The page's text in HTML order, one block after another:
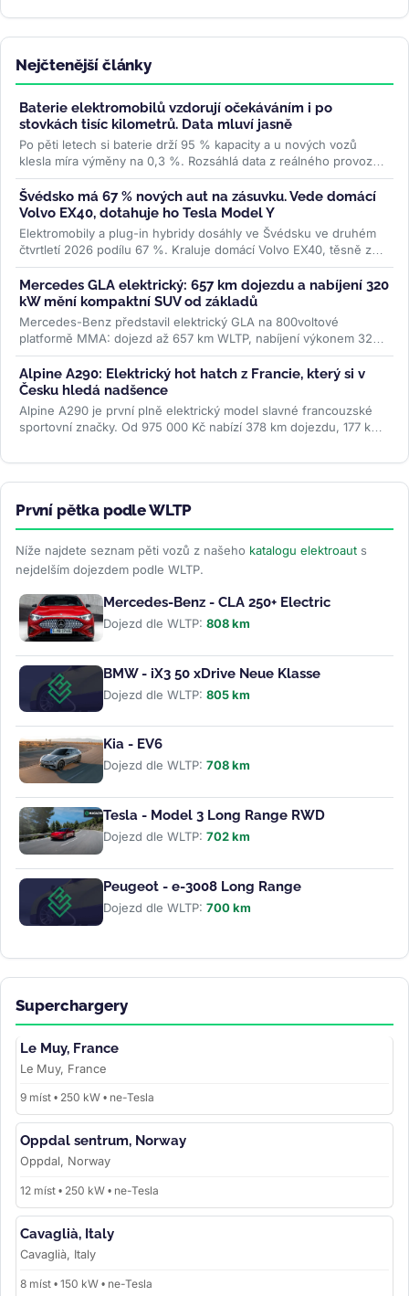
Nejčtenější články
Baterie elektromobilů vzdorují očekáváním i po
stovkách tisíc kilometrů. Data mluví jasně
Po pěti letech si baterie drží 95 % kapacity a u nových vozů
klesla míra výměny na 0,3 %. Rozsáhlá data z reálného provozu
boří mýty,...>>
Švédsko má 67 % nových aut na zásuvku. Vede domácí
Volvo EX40, dotahuje ho Tesla Model Y
Elektromobily a plug-in hybridy dosáhly ve Švédsku ve druhém
čtvrtletí 2026 podílu 67 %. Kraluje domácí Volvo EX40, těsně za
ním Tesla...>>
Mercedes GLA elektrický: 657 km dojezdu a nabíjení 320
kW mění kompaktní SUV od základů
Mercedes-Benz představil elektrický GLA na 800voltové
platformě MMA: dojezd až 657 km WLTP, nabíjení výkonem 320
kW a plnění na 80 % za 22...>>
Alpine A290: Elektrický hot hatch z Francie, který si v
Česku hledá nadšence
Alpine A290 je první plně elektrický model slavné francouzské
sportovní značky. Od 975 000 Kč nabízí 378 km dojezdu, 177 koní
První pětka podle WLTP
Níže najdete seznam pěti vozů z našeho katalogu elektroaut s
nejdelším dojezdem podle WLTP.
Mercedes-Benz - CLA 250+ Electric
Dojezd dle WLTP: 808 km
BMW - iX3 50 xDrive Neue Klasse
Dojezd dle WLTP: 805 km
Kia - EV6
Dojezd dle WLTP: 708 km
Tesla - Model 3 Long Range RWD
Dojezd dle WLTP: 702 km
Peugeot - e-3008 Long Range
Dojezd dle WLTP: 700 km
Superchargery
Le Muy, France
Le Muy, France
9 míst • 250 kW • ne-Tesla
Oppdal sentrum, Norway
Oppdal, Norway
12 míst • 250 kW • ne-Tesla
Cavaglià, Italy
Cavaglià, Italy
8 míst • 150 kW • ne-Tesla